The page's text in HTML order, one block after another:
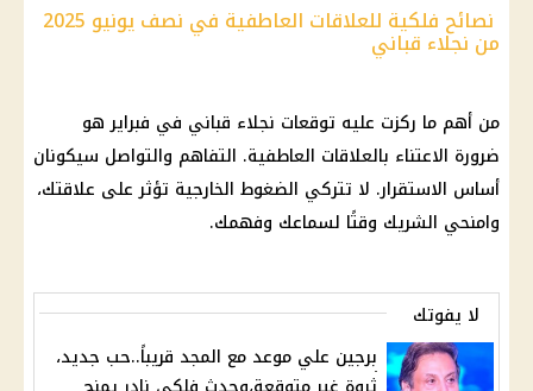
نصائح فلكية للعلاقات العاطفية في نصف يونيو 2025
من نجلاء قباني
من أهم ما ركزت عليه توقعات نجلاء قباني في فبراير هو
ضرورة الاعتناء بالعلاقات العاطفية. التفاهم والتواصل سيكونان
أساس الاستقرار. لا تتركي الضغوط الخارجية تؤثر على علاقتك،
وامنحي الشريك وقتًا لسماعك وفهمك.
لا يفوتك
برجين علي موعد مع المجد قريباً..حب جديد،